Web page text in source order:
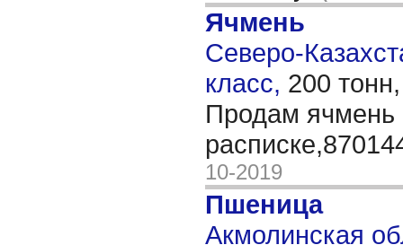
Ячмень
Северо-
класс, 200
Продам ячмень
10-2019
Пшеница
Акмолинская